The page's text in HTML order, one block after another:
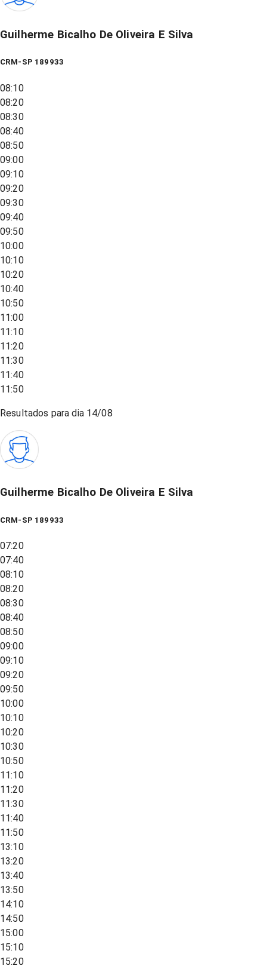
Guilherme Bicalho De Oliveira E Silva
CRM-SP 189933
08:10
08:20
08:30
08:40
08:50
09:00
09:10
09:20
09:30
09:40
09:50
10:00
10:10
10:20
10:40
10:50
11:00
11:10
11:20
11:30
11:40
11:50
Resultados para dia 14/08
Guilherme Bicalho De Oliveira E Silva
CRM-SP 189933
07:20
07:40
08:10
08:20
08:30
08:40
08:50
09:00
09:10
09:20
09:50
10:00
10:10
10:20
10:30
10:50
11:10
11:20
11:30
11:40
11:50
13:10
13:20
13:40
13:50
14:10
14:50
15:00
15:10
15:20